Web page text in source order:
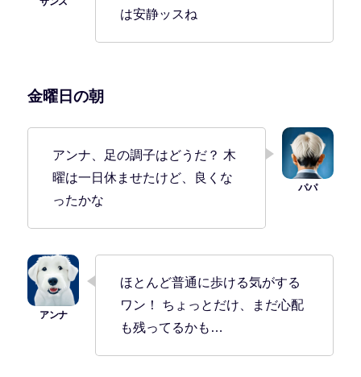
は安静ッスね
金曜日の朝
アンナ、足の調子はどうだ？ 木
曜は一日休ませたけど、良くな
ったかな
ほとんど普通に歩ける気がする
ワン！ ちょっとだけ、まだ心配
も残ってるかも…